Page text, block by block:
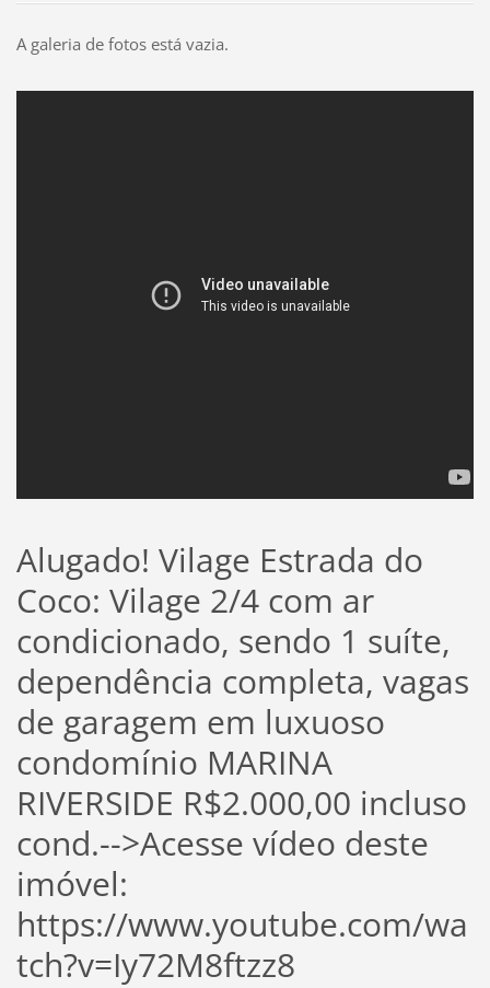
A galeria de fotos está vazia.
Alugado! Vilage Estrada do
Coco: Vilage 2/4 com ar
condicionado, sendo 1 suíte,
dependência completa, vagas
de garagem em luxuoso
condomínio MARINA
RIVERSIDE R$2.000,00 incluso
cond.-->Acesse vídeo deste
imóvel:
https://www.youtube.com/wa
tch?v=Iy72M8ftzz8